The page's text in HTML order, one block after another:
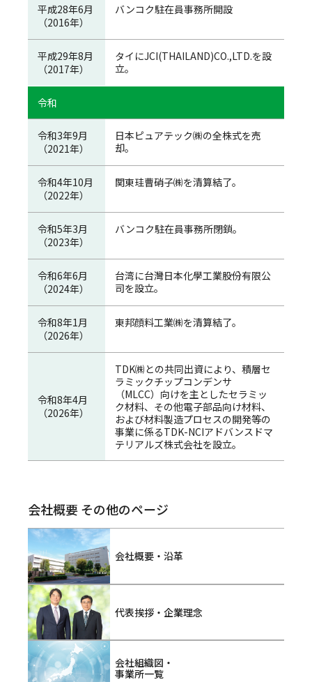
平成28年6月
（2016年）
バンコク駐在員事務所開設
平成29年8月
（2017年）
タイにJCI(THAILAND)CO.,LTD.を設
立。
令和
令和3年9月
（2021年）
日本ピュアテック㈱の全株式を売
却。
令和4年10月
（2022年）
関東珪曹硝子㈱を清算結了。
令和5年3月
（2023年）
バンコク駐在員事務所閉鎖。
令和6年6月
（2024年）
台湾に台灣日本化學工業股份有限公
司を設立。
令和8年1月
（2026年）
東邦顔料工業㈱を清算結了。
令和8年4月
（2026年）
TDK㈱との共同出資により、積層セ
ラミックチップコンデンサ
（MLCC）向けを主としたセラミッ
ク材料、その他電子部品向け材料、
および材料製造プロセスの開発等の
事業に係るTDK-NCIアドバンスドマ
テリアルズ株式会社を設立。
会社概要 その他のページ
会社概要・沿革
代表挨拶・企業理念
会社組織図・
事業所一覧